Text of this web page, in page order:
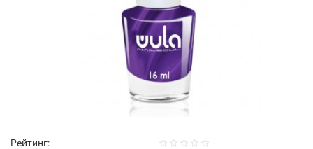
Рейтинг: